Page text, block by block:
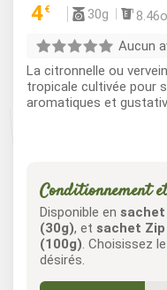
4€ 30g
Aucun
La citronnelle ou
tropicale cultivée pour
aromatiques et
Conditionnement
Disponible en sachet
(30g), et sachet
(100g). Choisissez
désirés.